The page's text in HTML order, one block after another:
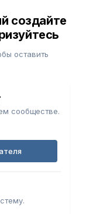
создайте
оставить
сообществе.